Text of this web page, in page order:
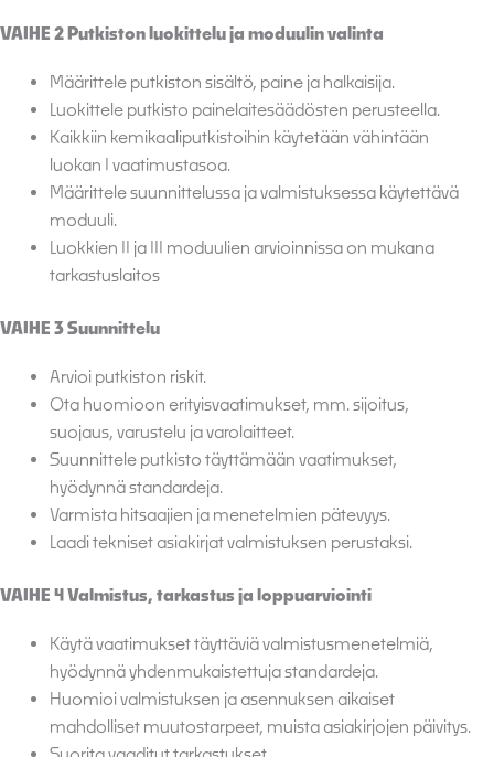
VAIHE 2 Putkiston luokittelu ja moduulin valinta
Määrittele putkiston sisältö, paine ja halkaisija.
Luokittele putkisto painelaitesäädösten perusteella.
Kaikkiin kemikaaliputkistoihin käytetään vähintään
luokan I vaatimustasoa.
Määrittele suunnittelussa ja valmistuksessa käytettävä
moduuli.
Luokkien II ja III moduulien arvioinnissa on mukana
tarkastuslaitos
VAIHE 3 Suunnittelu
Arvioi putkiston riskit.
Ota huomioon erityisvaatimukset, mm. sijoitus,
suojaus, varustelu ja varolaitteet.
Suunnittele putkisto täyttämään vaatimukset,
hyödynnä standardeja.
Varmista hitsaajien ja menetelmien pätevyys.
Laadi tekniset asiakirjat valmistuksen perustaksi.
VAIHE 4 Valmistus, tarkastus ja loppuarviointi
Käytä vaatimukset täyttäviä valmistusmenetelmiä,
hyödynnä yhdenmukaistettuja standardeja.
Huomioi valmistuksen ja asennuksen aikaiset
mahdolliset muutostarpeet, muista asiakirjojen päivitys.